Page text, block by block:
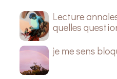
Lecture
quelles
je me sens